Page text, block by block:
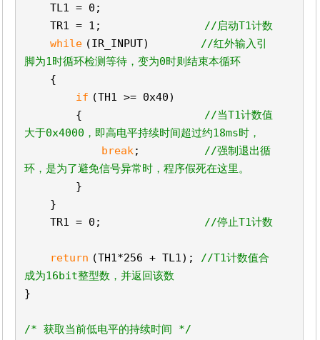
TL1 = 0;
TR1 = 1; //启动T1计数
while (IR_INPUT) //红外输入引
脚为1时循环检测等待，变为0时则结束本循环
{
if (TH1 >= 0x40)
{ //当T1计数值
大于0x4000，即高电平持续时间超过约18ms时，
break; //强制退出循
环，是为了避免信号异常时，程序假死在这里。
}
}
TR1 = 0; //停止T1计数
return (TH1*256 + TL1); //T1计数值合
成为16bit整型数，并返回该数
}
/* 获取当前低电平的持续时间 */